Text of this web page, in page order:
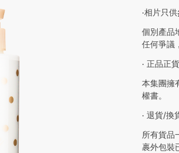
‧相片只
個別產品
任何爭議
‧ 正品正貨
本集團擁
權書。
‧ 退貨/換
所有貨品
裹外包裝